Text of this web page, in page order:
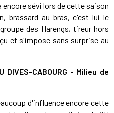
sévi lors de cette saison
brassard au bras, c'est lui le
des Harengs, tireur hors
et s'impose sans surprise au
DIVES-CABOURG - Milieu de
d'influence encore cette